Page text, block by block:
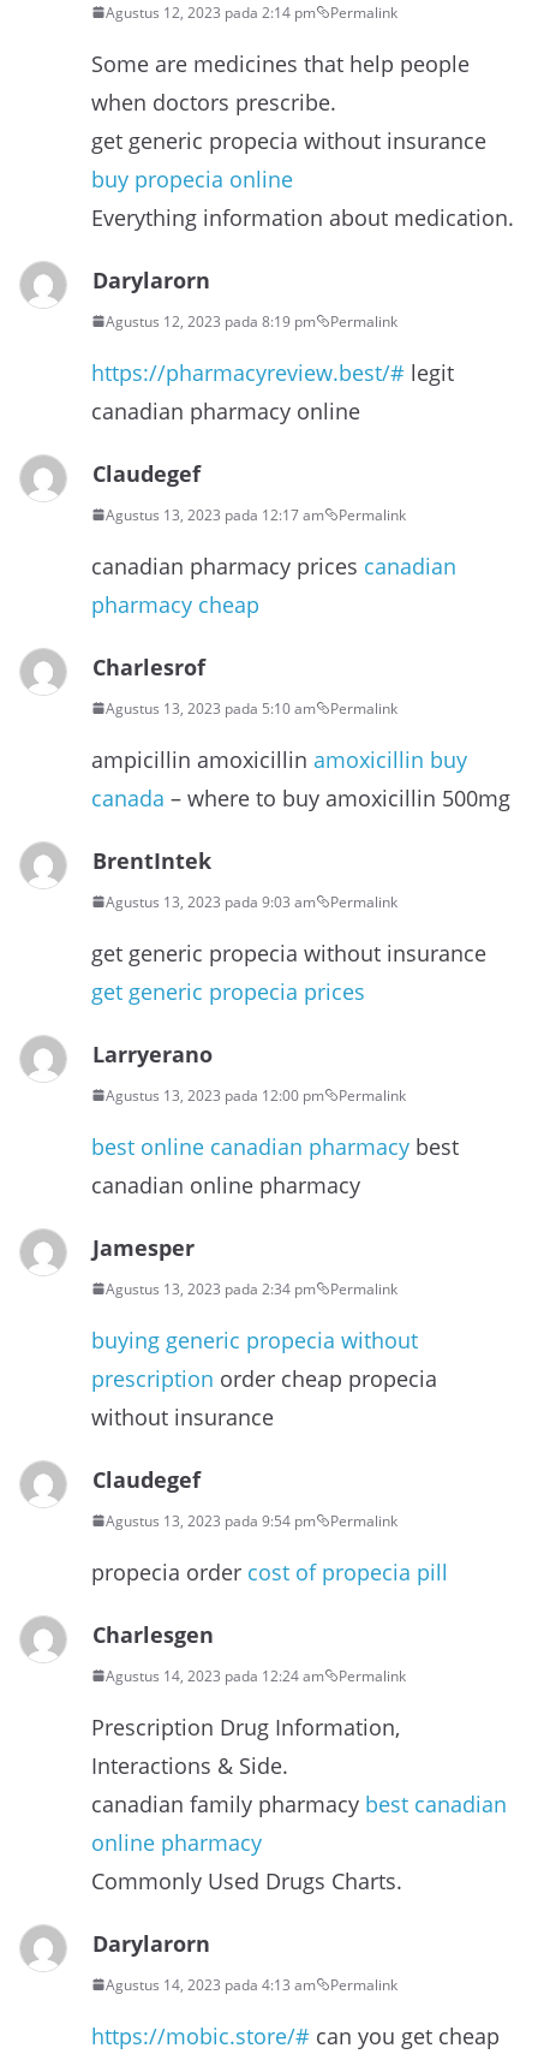
Agustus 12, 2023 pada 2:14 pm Permalink
Some are medicines that help people
when doctors prescribe.
get generic propecia without insurance
buy propecia online
Everything information about medication.
Darylarorn
Agustus 12, 2023 pada 8:19 pm Permalink
https://pharmacyreview.best/# legit
canadian pharmacy online
Claudegef
Agustus 13, 2023 pada 12:17 am Permalink
canadian pharmacy prices canadian
pharmacy cheap
Charlesrof
Agustus 13, 2023 pada 5:10 am Permalink
ampicillin amoxicillin amoxicillin buy
canada – where to buy amoxicillin 500mg
BrentIntek
Agustus 13, 2023 pada 9:03 am Permalink
get generic propecia without insurance
get generic propecia prices
Larryerano
Agustus 13, 2023 pada 12:00 pm Permalink
best online canadian pharmacy best
canadian online pharmacy
Jamesper
Agustus 13, 2023 pada 2:34 pm Permalink
buying generic propecia without
prescription order cheap propecia
without insurance
Claudegef
Agustus 13, 2023 pada 9:54 pm Permalink
propecia order cost of propecia pill
Charlesgen
Agustus 14, 2023 pada 12:24 am Permalink
Prescription Drug Information,
Interactions & Side.
canadian family pharmacy best canadian
online pharmacy
Commonly Used Drugs Charts.
Darylarorn
Agustus 14, 2023 pada 4:13 am Permalink
https://mobic.store/# can you get cheap